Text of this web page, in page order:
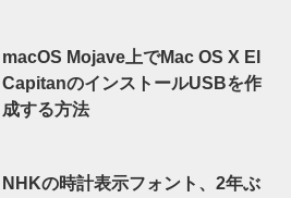
macOS Mojave上でMac OS X El
CapitanのインストールUSBを作
成する方法
NHKの時計表示フォント、2年ぶ